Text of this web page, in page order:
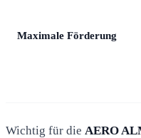
Maximale Förderung
Wichtig für die AERO